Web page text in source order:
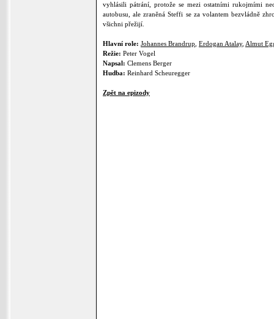
vyhlásili pátrání, protože se mezi ostatními rukojmími
autobusu, ale zraněná Steffi se za volantem bezvládně
všichni přežijí.
Hlavní role: Johannes Brandrup Erdogan Atalay, Almut
Režie: Peter Vogel
Napsal: Clemens Berger
Hudba: Reinhard Scheuregger
Zpět na epizody